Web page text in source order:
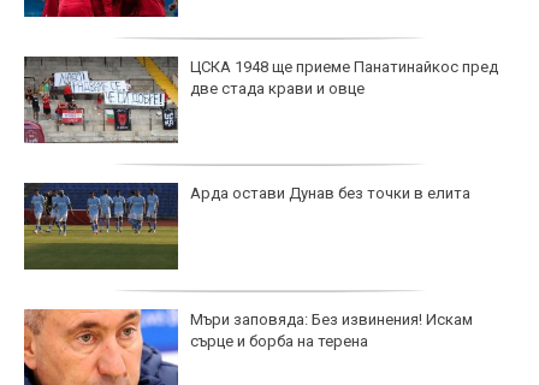
ЦСКА 1948 ще приеме Панатинайкос пред
две стада крави и овце
Арда остави Дунав без точки в елита
Мъри заповяда: Без извинения! Искам
сърце и борба на терена